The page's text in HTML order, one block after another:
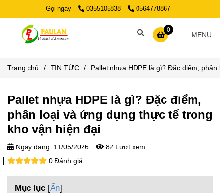
Gọi ngay 0355105838 0564778867
0
MENU
Trang chủ / TIN TỨC / Pallet nhựa HDPE là gì? Đặc điểm,
Pallet nhựa HDPE là gì? Đặc điểm,
phân loại và ứng dụng thực tế trong
kho vận hiện đại
Ngày đăng: 11/05/2026
82 Lượt xem
0 Đánh giá
Mục lục [Ẩn]